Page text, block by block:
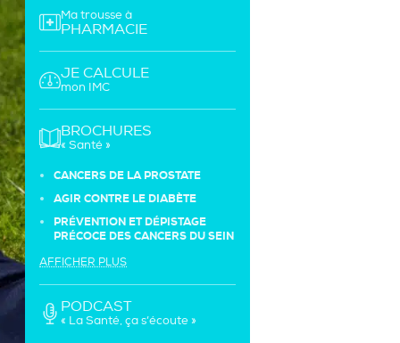
Ma trousse à
PHARMACIE
JE CALCULE
mon IMC
BROCHURES
« Santé »
CANCERS DE LA PROSTATE
AGIR CONTRE LE DIABÈTE
PRÉVENTION ET DÉPISTAGE
PRÉCOCE DES CANCERS DU SEIN
AFFICHER PLUS
PODCAST
« La Santé, ça s’écoute »